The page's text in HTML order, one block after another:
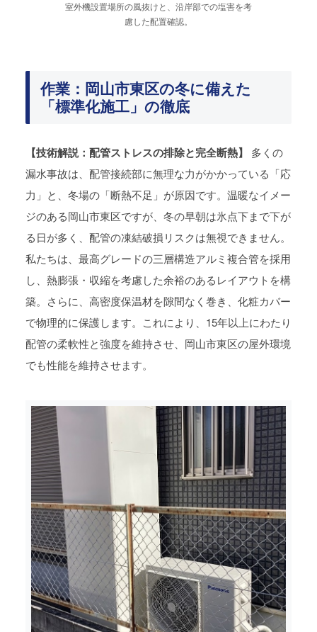
室外機設置場所の風抜けと、沿岸部での塩害を考
慮した配置確認。
作業：岡山市東区の冬に備えた
「標準化施工」の徹底
【技術解説：配管ストレスの排除と完全断熱】
多くの
漏水事故は、配管接続部に無理な力がかかっている「応
力」と、冬場の「断熱不足」が原因です。温暖なイメー
ジのある岡山市東区ですが、冬の早朝は氷点下まで下が
る日が多く、配管の凍結破損リスクは無視できません。
私たちは、最高グレードの三層構造アルミ複合管を採用
し、熱膨張・収縮を考慮した余裕のあるレイアウトを構
築。さらに、高密度保温材を隙間なく巻き、化粧カバー
で物理的に保護します。これにより、15年以上にわたり
配管の柔軟性と強度を維持させ、岡山市東区の屋外環境
でも性能を維持させます。